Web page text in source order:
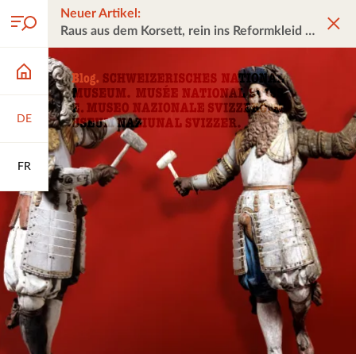
DE
FR
Neuer Artikel:
Raus aus dem Korsett, rein ins Reformkleid